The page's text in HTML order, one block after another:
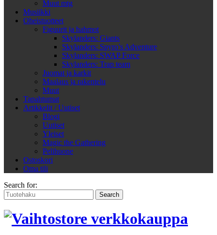
Muut mtg
Musiikki
Oheistuotteet
Figuurit ja hahmot
Skylanders: Giants
Skylanders: Spyro’s Adventure
Skylanders: SWAP Force
Skylanders: Trap team
Juomat ja karkit
Maalaus ja rakentelu
Muut
Tapahtumat
Artikkelit / Uutiset
Blogi
Uutiset
Yleiset
Magic the Gathering
Pelihuone
Ostoskori
Oma tili
Search for: